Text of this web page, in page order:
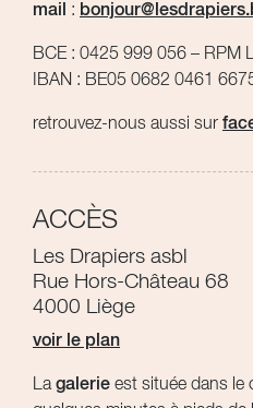
mail
:
BCE : 0425 999 056 – RPM
IBAN : BE05 0682 0461
retrouvez-nous aussi sur
ACCÈS
Les Drapiers asbl
Rue Hors-Château 68
4000 Liège
voir le plan
Lagalerie est située dans le